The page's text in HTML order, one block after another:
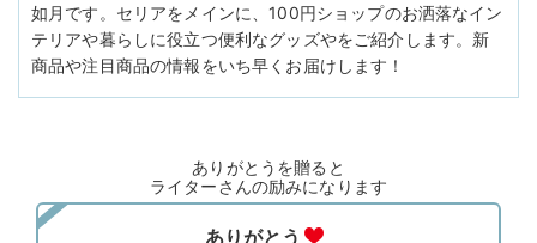
如月です。セリアをメインに、100円ショップのお洒落なイン
テリアや暮らしに役立つ便利なグッズやをご紹介します。新
商品や注目商品の情報をいち早くお届けします！
ありがとうを贈ると
ライターさんの励みになります